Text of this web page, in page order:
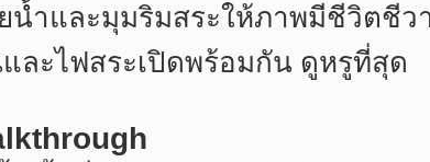
น้ำและมุมริมสระให้ภาพมีชีวิตชีว
ละไฟสระเปิดพร้อมกัน ดูหรูที่สุด